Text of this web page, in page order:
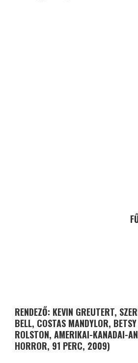
RENDEZŐ: KEVIN GREUTERT,
BELL, COSTAS MANDYLOR,
ROLSTON, AMERIKAI-KANADAI-
HORROR, 91 PERC, 2009)